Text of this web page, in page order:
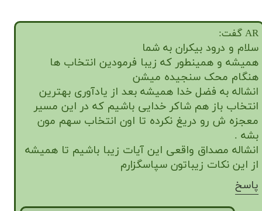
★ ★
AR گفت:
سلام و درود بیکران به شما
همیشه و همینطور که زیبا فرمودین انتخاب ها
هنگام محک سنجیده میشن
انشاله به فضل خدا همیشه بعد از یادآوری بهترین
انتخاب باز هم شاکر خدایی باشیم که در این مسیر
معجزه ش رو دریغ نکرده تا اون انتخاب سهم مون
بشه .
انشاله مصداق واقعی این آیات زیبا باشیم تا همیشه
از این نکات زیباتون سپاسگزارم
پاسخ